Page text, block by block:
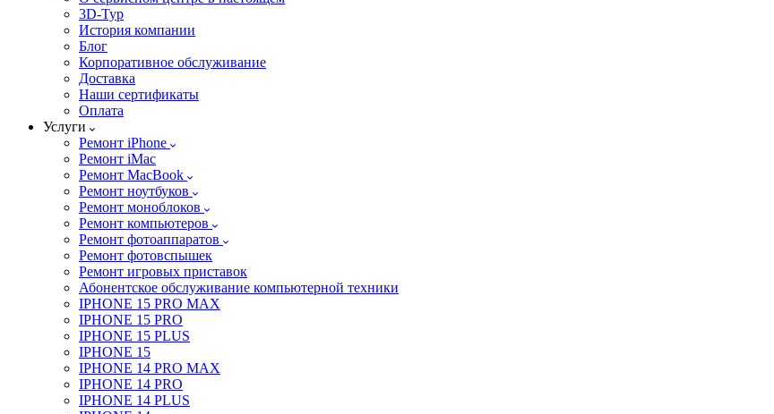
3D-Тур
История компании
Блог
Корпоративное обслуживание
Доставка
Наши сертификаты
Оплата
Услуги
Ремонт iPhone
Ремонт iMac
Ремонт MacBook
Ремонт ноутбуков
Ремонт моноблоков
Ремонт компьютеров
Ремонт фотоаппаратов
Ремонт фотовспышек
Ремонт игровых приставок
Абонентское обслуживание компьютерной техники
IPHONE 15 PRO MAX
IPHONE 15 PRO
IPHONE 15 PLUS
IPHONE 15
IPHONE 14 PRO MAX
IPHONE 14 PRO
IPHONE 14 PLUS